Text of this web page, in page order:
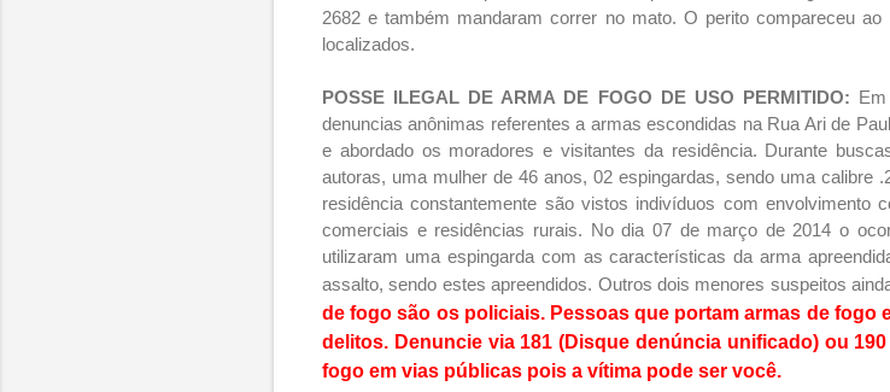
2682 e também mandaram correr no mato. O perito compareceu
localizados.
POSSE ILEGAL DE ARMA DE FOGO DE USO PERMITIDO:
denuncias anônimas referentes a armas escondidas na Rua Ari de
e abordado os moradores e visitantes da residência. Durante
autoras, uma mulher de 46 anos, 02 espingardas, sendo uma calibre
residência constantemente são vistos indivíduos com envolvimento
comerciais e residências rurais. No dia 07 de março de 2014 o
utilizaram uma espingarda com as características da arma
assalto, sendo estes apreendidos. Outros dois menores suspeitos
de fogo são os policiais. Pessoas que portam armas de fogo
delitos. Denuncie via 181 (Disque denúncia unificado) ou
fogo em vias públicas pois a vítima pode ser você.